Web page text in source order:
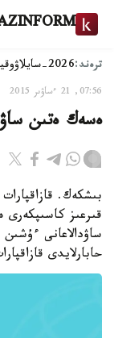
ترەند:2026-سايلاۋ
07:56, 21 ءساۋىر 2015
ەسەك ەتىن
بىشكەك.
قىرعىز
ساۋدالاعانى
حابارلايدى